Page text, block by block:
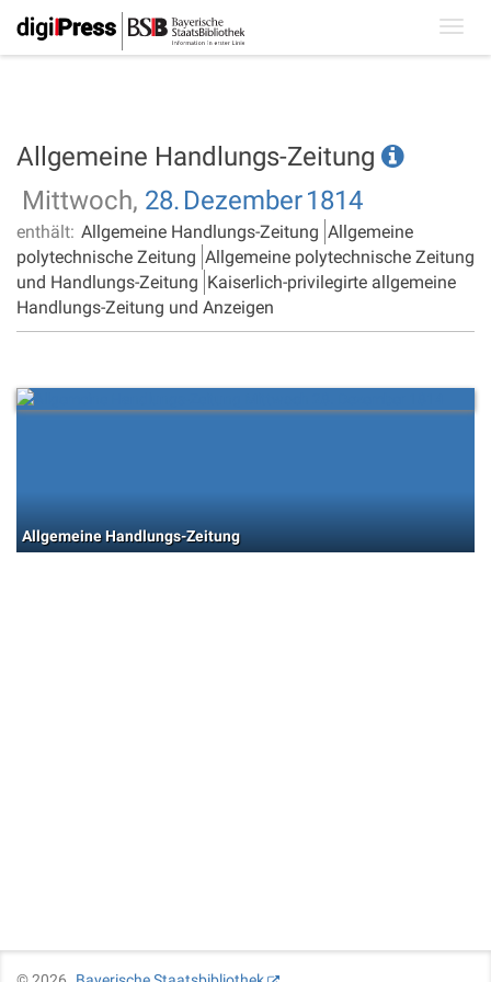
Allgemeine Handlungs-Zeitung
Mittwoch, 28. Dezember1814
enthält: Allgemeine Handlungs-Zeitung Allgemeine
polytechnische Zeitung Allgemeine polytechnische Zeitung
und Handlungs-Zeitung Kaiserlich-privilegirte allgemeine
Handlungs-Zeitung und Anzeigen
Allgemeine Handlungs-Zeitung